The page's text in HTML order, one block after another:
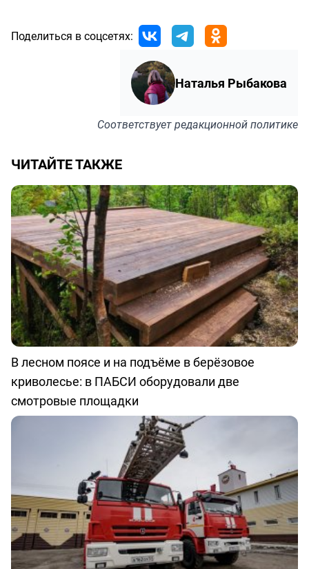
Поделиться в соцсетях:
Наталья Рыбакова
Соответствуетредакционной политике
ЧИТАЙТЕ ТАКЖЕ
В лесном поясе и на подъёме в берёзовое
криволесье: в ПАБСИ оборудовали две
смотровые площадки